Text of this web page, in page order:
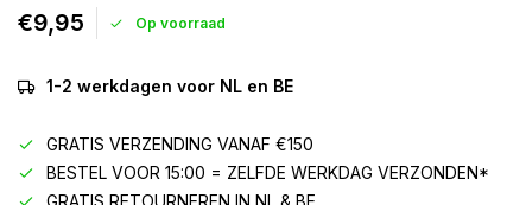
€9,95 Op voorraad
1-2 werkdagen voor NL en BE
GRATIS VERZENDING VANAF €150
BESTEL VOOR 15:00 = ZELFDE WERKDAG VERZONDEN*
GRATIS RETOURNEREN IN NL & BE